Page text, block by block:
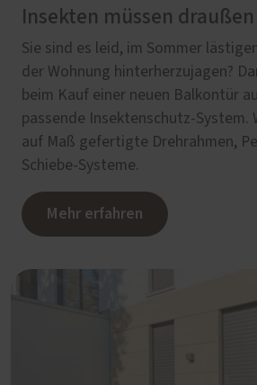
Insekten müssen
Sie sind es leid, im Sommer
der Wohnung hinterherzujagen?
beim Kauf einer neuen Balkontür
passende Insektenschutz-System.
auf Maß gefertigte Drehrahmen,
Schiebe-Systeme.
Mehr erfahren